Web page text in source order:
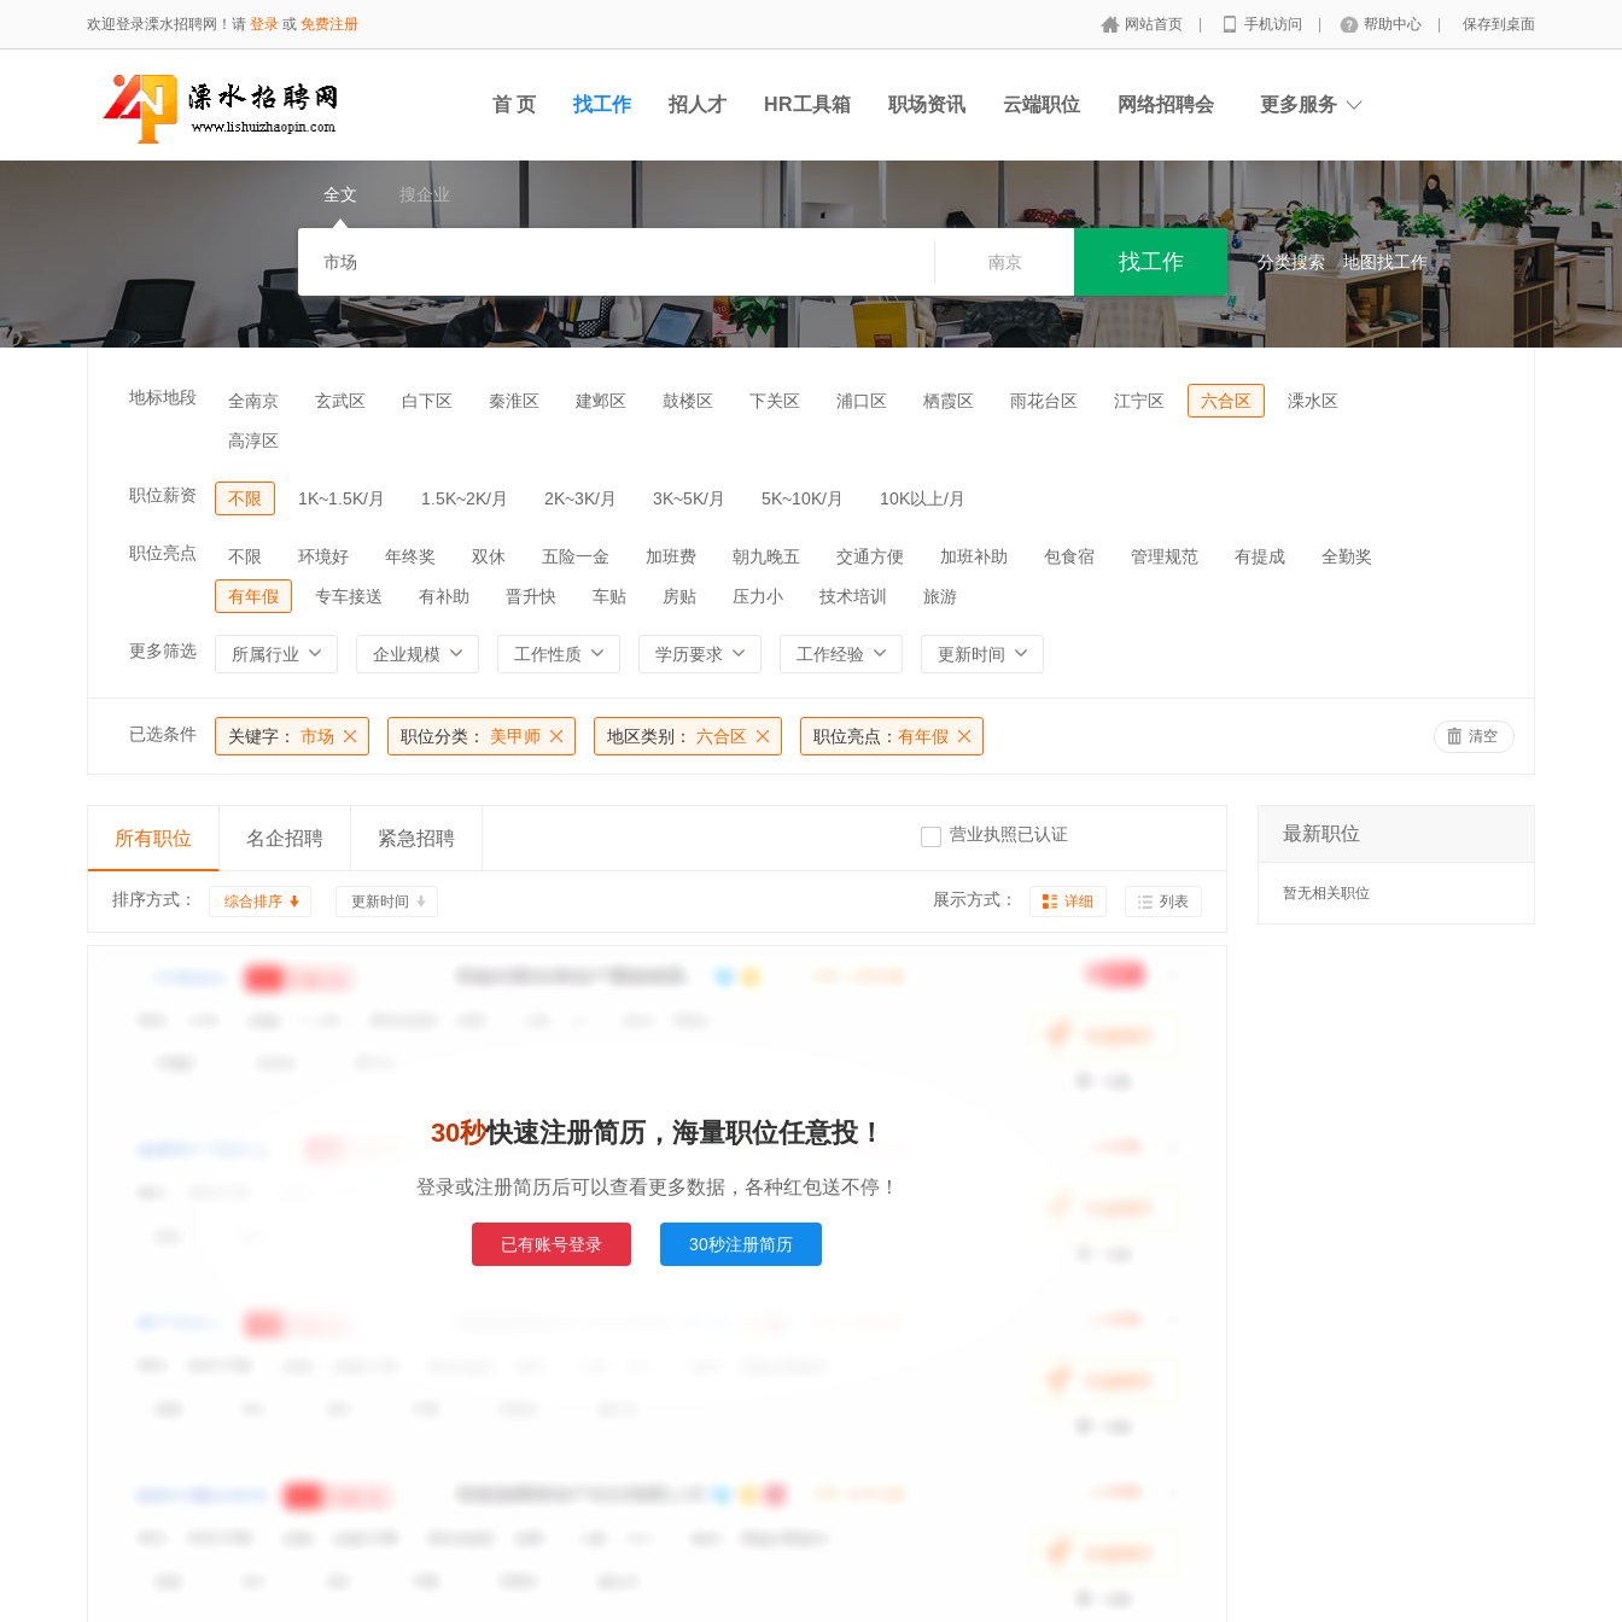
欢迎登录溧水招聘网！请 登录 或 免费注册 网站首页 手机访问 帮助中心 保存到桌面
首 页 找工作 招人才 HR工具箱 职场资讯 云端职位 网络招聘会 更多服务
全文 搜企业
南京 分类搜索 地图找工作
地标地段 全南京 玄武区 白下区 秦淮区 建邺区 鼓楼区 下关区 浦口区 栖霞区 雨花台区 江宁区 六合区 溧水区
高淳区
职位薪资 不限 1K~1.5K/月 1.5K~2K/月 2K~3K/月 3K~5K/月 5K~10K/月 10K以上/月
职位亮点 不限 环境好 年终奖 双休 五险一金 加班费 朝九晚五 交通方便 加班补助 包食宿 管理规范 有提成 全勤奖
有年假 专车接送 有补助 晋升快 车贴 房贴 压力小 技术培训 旅游
更多筛选 所属行业 企业规模 工作性质 学历要求 工作经验 更新时间
已选条件 关键字： 市场 职位分类： 美甲师 地区类别： 六合区 职位亮点： 有年假 清空
所有职位 名企招聘 紧急招聘 营业执照已认证
排序方式： 综合排序 更新时间 展示方式： 详细 列表
30秒快速注册简历，海量职位任意投！
登录或注册简历后可以查看更多数据，各种红包送不停！
已有账号登录 30秒注册简历
最新职位
暂无相关职位